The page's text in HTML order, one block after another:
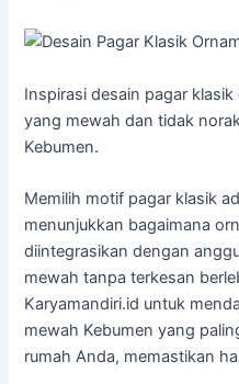
Inspirasi desain pagar
yang mewah dan tidak
Kebumen.
Memilih motif pagar klasik
menunjukkan bagaimana
diintegrasikan dengan
mewah tanpa terkesan
Karyamandiri.id untuk
mewah Kebumen yang
rumah Anda, memastikan